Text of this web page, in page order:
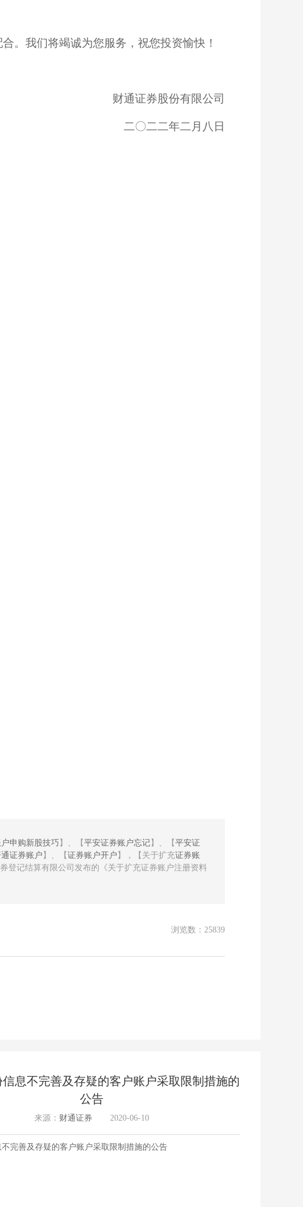
。我们将竭诚为您服务，祝您投资愉快！
财通证券股份有限公司
二〇二二年二月八日
申购新股技巧 】、【 平安证券账户忘记 】、【 平安证
证券账户 】、【 证券账户开户 】，【关于扩充证券账
登记结算有限公司发布的《关于扩充证券账户注册资料
浏览数：25839
息不完善及存疑的客户账户采取限制措施的
公告
来源： 财通证券 2020-06-10
完善及存疑的客户账户采取限制措施的公告